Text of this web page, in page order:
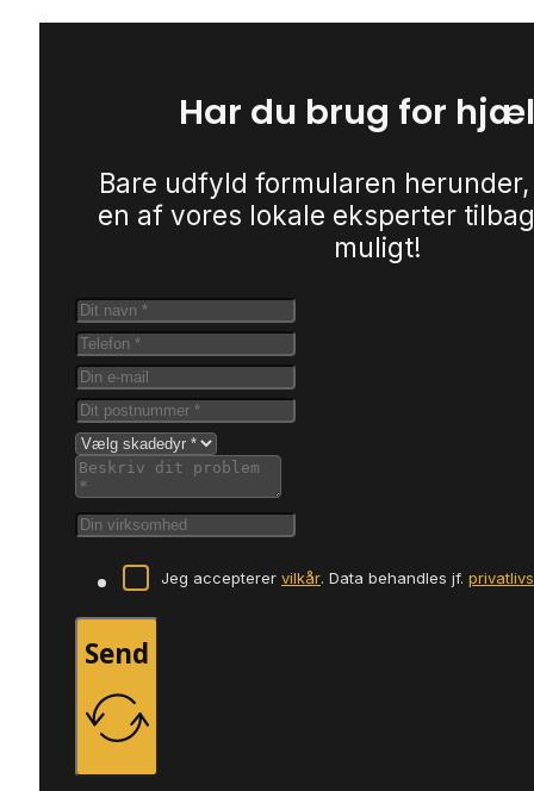
Har du brug for
Bare udfyld formularen
en af vores lokale eksperter
muligt!
Jeg accepterer vilkår. Data behandles jf.
Send